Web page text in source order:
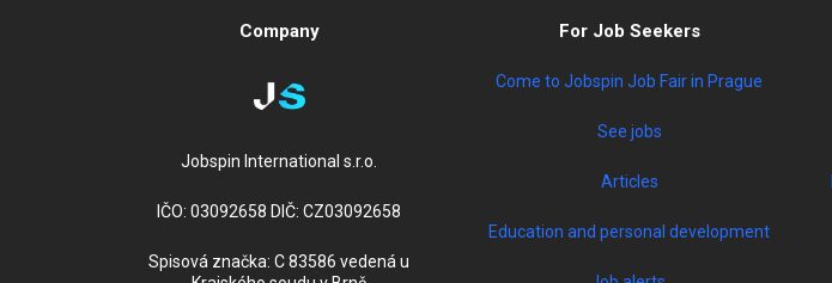
Company
Jobspin International s.r.o.
IČO: 03092658 DIČ: CZ03092658
Spisová značka: C 83586 vedená u
For Job Seekers
Come to Jobspin Job Fair in Prague
See jobs
Articles
Education and personal development